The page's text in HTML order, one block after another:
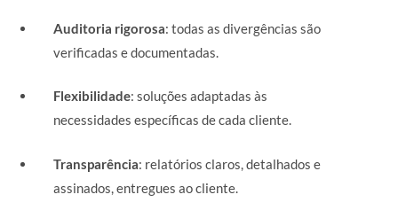
Auditoria rigorosa: todas as divergências são
verificadas e documentadas.
Flexibilidade: soluções adaptadas às
necessidades específicas de cada cliente.
Transparência: relatórios claros, detalhados e
assinados, entregues ao cliente.